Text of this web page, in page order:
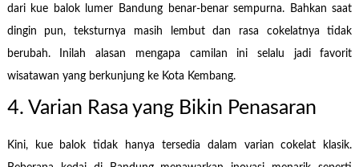
dari kue balok lumer Bandung benar-benar sempurna. Bahkan saat
dingin pun, teksturnya masih lembut dan rasa cokelatnya tidak
berubah. Inilah alasan mengapa camilan ini selalu jadi favorit
wisatawan yang berkunjung ke Kota Kembang.
4. Varian Rasa yang Bikin Penasaran
Kini, kue balok tidak hanya tersedia dalam varian cokelat klasik.